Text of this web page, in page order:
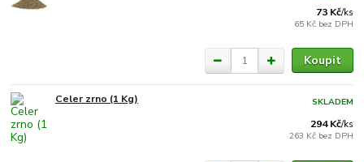
73 Kč/ks
65 Kč bez DPH
Koupit
Celer zrno (1 Kg)
294 Kč/ks
263 Kč bez DPH
SKLADEM